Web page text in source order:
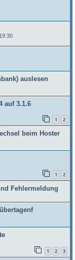
auslesen
auf 3.1.6
1 2
beim Hoster
1 2
Fehlermeldung
1 2 3